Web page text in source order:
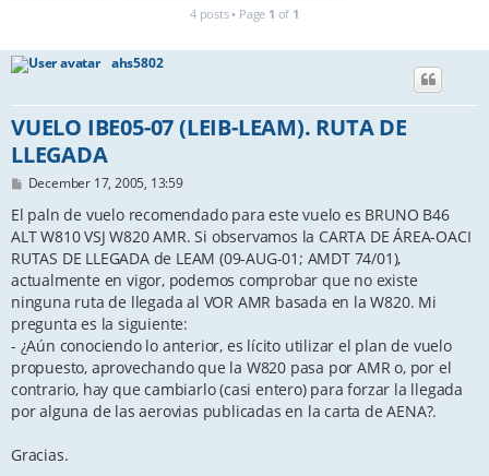
4 posts • Page 1 of 1
ahs5802
VUELO IBE05-07 (LEIB-LEAM). RUTA DE
LLEGADA
P
s
t
December 17, 2005, 13:59
El paln de vuelo recomendado para este vuelo es BRUNO B46
ALT W810 VSJ W820 AMR. Si observamos la CARTA DE ÁREA-OACI
RUTAS DE LLEGADA de LEAM (09-AUG-01; AMDT 74/01),
actualmente en vigor, podemos comprobar que no existe
ninguna ruta de llegada al VOR AMR basada en la W820. Mi
pregunta es la siguiente:
- ¿Aún conociendo lo anterior, es lícito utilizar el plan de vuelo
propuesto, aprovechando que la W820 pasa por AMR o, por el
contrario, hay que cambiarlo (casi entero) para forzar la llegada
por alguna de las aerovias publicadas en la carta de AENA?.
Gracias.